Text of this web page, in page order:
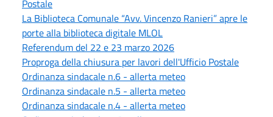
Postale
La Biblioteca Comunale “Avv. Vincenzo Ranieri” apre le
porte alla biblioteca digitale MLOL
Referendum del 22 e 23 marzo 2026
Proproga della chiusura per lavori dell'Ufficio Postale
Ordinanza sindacale n.6 - allerta meteo
Ordinanza sindacale n.5 - allerta meteo
Ordinanza sindacale n.4 - allerta meteo